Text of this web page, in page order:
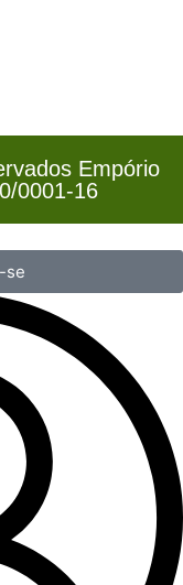
Empório
0001-16
se